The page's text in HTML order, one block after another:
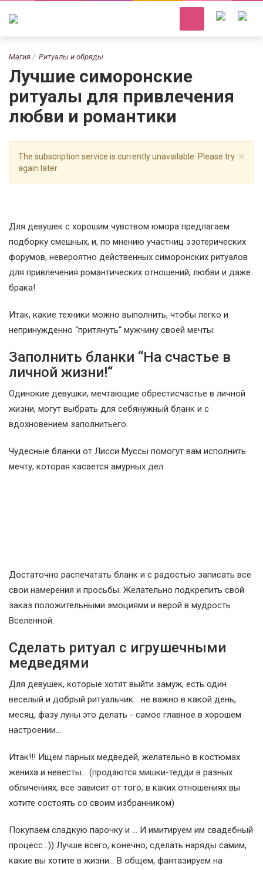
Магия Ритуалы и обряды
Лучшие симоронские
ритуалы для привлечения
любви и романтики
×
The subscription service is currently unavailable. Please try
again later.
Для девушек с хорошим чувством юмора предлагаем
подборку смешных, и, по мнению участниц эзотерических
форумов, невероятно действенных симоронских ритуалов
для привлечения романтических отношений, любви и даже
брака!
Итак, какие техники можно выполнить, чтобы легко и
непринужденно “притянуть“ мужчину своей мечты:
Заполнить бланки “На счастье в
личной жизни!“
Одинокие девушки, мечтающие обрестисчастье в личной
жизни, могут выбрать для себянужный бланк и с
вдохновением заполнитьего.
Чудесные бланки от Лисси Муссы помогут вам исполнить
мечту, которая касается амурных дел.
Достаточно распечатать бланк и с радостью записать все
свои намерения и просьбы. Желательно подкрепить свой
заказ положительными эмоциями и верой в мудрость
Вселенной.
Сделать ритуал с игрушечными
медведями
Для девушек, которые хотят выйти замуж, есть один
веселый и добрый ритуальчик... не важно в какой день,
месяц, фазу луны это делать - самое главное в хорошем
настроении...
Итак!!! Ищем парных медведей, желательно в костюмах
жениха и невесты... (продаются мишки-тедди в разных
обличениях, все зависит от того, в каких отношениях вы
хотите состоять со своим избранником)
Покупаем сладкую парочку и ... И имитируем им свадебный
процесс...)) Лучше всего, конечно, сделать наряды самим,
какие вы хотите в жизни... В общем, фантазируем на